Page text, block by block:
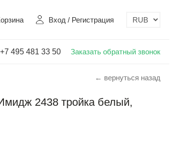
Вход / Регистрация
+7 495 481 33 50 Заказать обратный звонок
← вернуться назад
2438 тройка белый,